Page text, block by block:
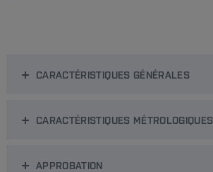
CARACTÉRISTIQUES GÉNÉRALES
CARACTÉRISTIQUES MÉTROLOGIQUES
APPROBATION